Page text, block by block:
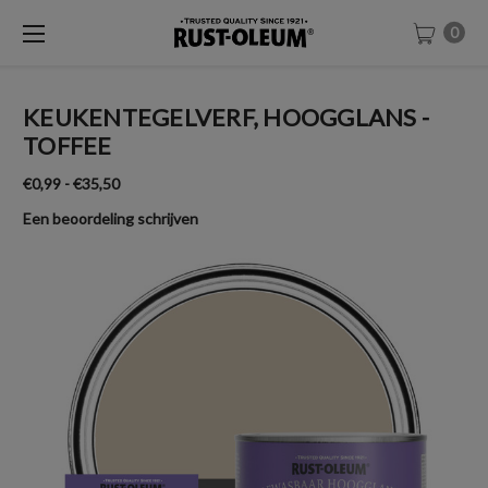
0
KEUKENTEGELVERF, HOOGGLANS -
TOFFEE
€0,99 - €35,50
Een beoordeling schrijven